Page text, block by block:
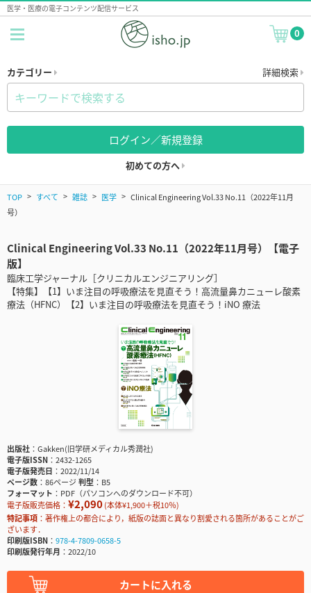
医学・医療の電子コンテンツ配信サービス
0
カテゴリー 詳細検索
ログイン／新規登録
初めての方へ
TOP すべて 雑誌 医学
Clinical Engineering Vol.33 No.11（2022年11月
号）
Clinical Engineering Vol.33 No.11（2022年11月号）【電子
版】
臨床工学ジャーナル［クリニカルエンジニアリング］
【特集】【1】いま注目の呼吸療法を見直そう！高流量鼻カニューレ酸素
療法（HFNC）【2】いま注目の呼吸療法を見直そう！iNO 療法
出版社
Gakken(旧学研メディカル秀潤社)
電子版ISSN
2432-1265
電子版発売日
2022/11/14
ページ数
86ページ判型
B5
フォーマット
PDF（パソコンへのダウンロード不可）
電子版販売価格： ¥2,090(本体¥1,900＋税10％)
特記事項
著作権上の都合により，紙版の誌面と異なり割愛される箇所があることがご
ざいます．
印刷版ISBN
978-4-7809-0658-5
印刷版発行年月
2022/10
カートに入れる